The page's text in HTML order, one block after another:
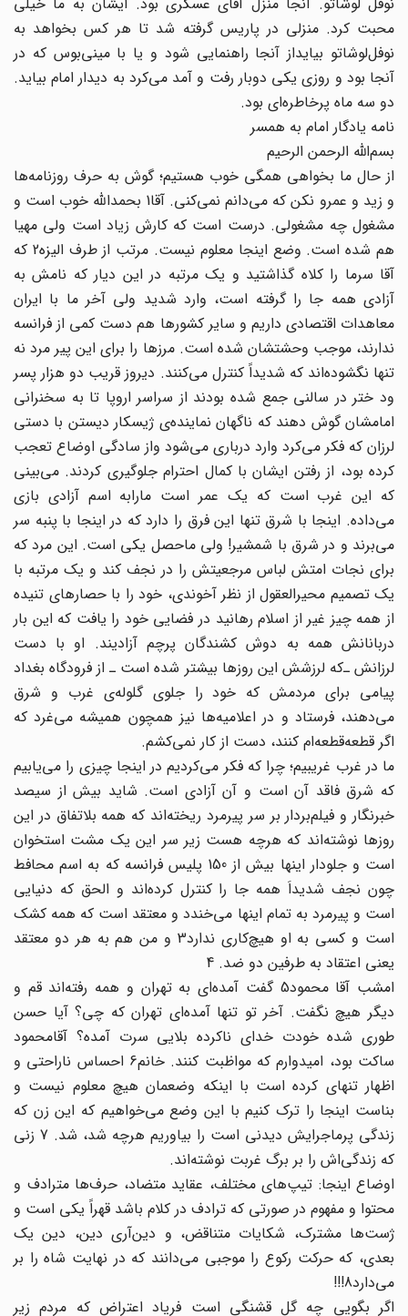
محبت کرد. منزلی در پاریس گرفته شد تا هر کس بخواهد به
نوفل‌لوشاتو بیایداز آنجا راهنمایی شود و یا با مینی‌بوس که در
آنجا بود و روزی یکی دوبار رفت و آمد می‌کرد به دیدار امام بیاید.
دو سه ماه پرخاطره‌ای بود.
نامه یادگار امام به همسر
بسم‌الله الرحمن الرحیم
از حال ما بخواهی همگی خوب هستیم؛ گوش به حرف روزنامه‌ها
و زید و عمرو نکن که می‌دانم نمی‌کنی. آقا1 بحمدالله خوب است و
مشغول چه مشغولی. درست است که کارش زیاد است ولی مهیا
هم شده است. وضع اینجا معلوم نیست. مرتب از طرف الیزه2 که
آقا سرما را کلاه گذاشتید و یک مرتبه در این دیار که نامش به
آزادی همه جا را گرفته است، وارد شدید ولی آخر ما با ایران
معاهدات اقتصادی داریم و سایر کشورها هم دست کمی از فرانسه
ندارند، موجب وحشتشان شده است. مرزها را برای این پیر مرد نه
تنها نگشوده‌اند که شدیداً کنترل می‌کنند. دیروز قریب دو هزار پسر
ود ختر در سالنی جمع شده بودند از سراسر اروپا تا به سخنرانی
امامشان گوش دهند که ناگهان نماینده‌ی ژیسکار دیستن با دستی
لرزان که فکر می‌کرد وارد درباری می‌شود واز سادگی اوضاع تعجب
کرده بود، ‌از رفتن ایشان با کمال احترام جلوگیری کردند. می‌بینی
که این غرب است که یک عمر است مارابه اسم ‌آزادی بازی
می‌داده. اینجا با شرق تنها این فرق را دارد که در اینجا با پنبه سر
می‌برند و در شرق با شمشیر! ولی ماحصل یکی است. این مرد که
برای نجات امتش لباس مرجعیتش را در نجف کند و یک مرتبه با
یک تصمیم محیرالعقول از نظر آخوندی،‌ خود را با حصارهای تنیده
از همه چیز غیر از اسلام رهانید در فضایی خود را یافت که این بار
دربانانش همه به دوش کشندگان پرچم آزادیند. او با دست
لرزانش ـ‌که لرزشش این روزها بیشتر شده است ـ از فرودگاه بغداد
پیامی برای مردمش که خود را جلوی گلوله‌ی غرب و شرق
می‌دهند، فرستاد و در اعلامیه‌ها نیز همچون همیشه می‌غرد که
اگر قطعه‌قطعه‌‌ام کنند،‌ دست از کار نمی‌کشم.
ما در غرب غریبیم؛ چرا که فکر می‌کردیم در اینجا چیزی را می‌یابیم
که شرق فاقد آن است و آن آزادی است. شاید بیش از سیصد
خبرنگار و فیلم‌بردار بر سر پیرمرد ریخته‌اند که همه بلاتفاق در این
روزها نوشته‌اند که هرچه هست زیر سر این یک مشت استخوان
است و جلودار اینها بیش از 150 پلیس فرانسه که به اسم محافط
چون نجف شدیداَ همه جا را کنترل کرده‌‌اند و الحق که دنیایی
است و پیرمرد به تمام اینها می‌خندد و معتقد است که همه کشک
است و کسی به او هیچ‌کاری ندارد3 و من هم به هر دو معتقد
یعنی اعتقاد به طرفین دو ضد. 4
امشب آقا محمود5 گفت آمده‌ای به تهران و همه رفته‌اند قم و
دیگر هیچ نگفت. آخر تو تنها آمده‌ای تهران که چی؟ آیا حسن
طوری شده خودت خدای ناکرده بلایی سرت آمده؟ آقامحمود
ساکت بود، امیدوارم که مواظبت کنند. خانم6 احساس ناراحتی و
اظهار تنهای کرده است با اینکه وضعمان هیچ معلوم نیست و
بناست اینجا را ترک کنیم با این وضع می‌خواهیم که این زن که
زندگی پرماجرایش دیدنی است را بیاوریم هرچه شد، ‌شد. 7 زنی
که زندگی‌اش را بر برگ غربت نوشته‌اند.
اوضاع اینجا: تیپ‌های مختلف، عقاید متضاد، حرف‌ها مترادف و
محتوا و مفهوم در صورتی که ترادف در کلام باشد قهراً یکی است و
ژست‌ها مشترک، شکایات متناقض، و دین‌آری دین، دین یک
بعدی،‌ که حرکت رکوع را موجبی می‌دانند که در نهایت شاه را بر
می‌دارد8!!!
اگر بگویی چه گل قشنگی است فریاد اعتراض که مردم زیر